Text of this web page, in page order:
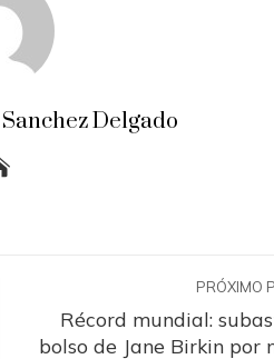
Delgado
PRÓXIMO
Récord mundial:
bolso de Jane Birkin por